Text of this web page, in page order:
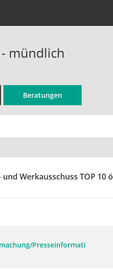
mündlich
Beratungen
und Werkausschuss TOP
Presseinformati